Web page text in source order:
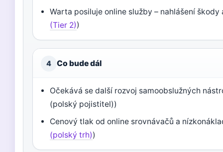
Warta posiluje online služby – nahlášení
(Tier 2))
4 Co bude dál
Očekává se další rozvoj samoobslužných
(polský pojistitel))
Cenový tlak od online srovnávačů a
(polský trh))